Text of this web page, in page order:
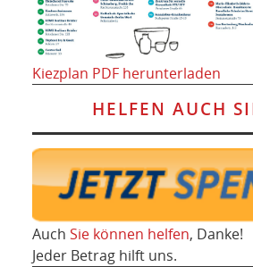
Kiezplan PDF herunterladen
HELFEN AUCH
Auch Sie können helfen, Danke!
Jeder Betrag hilft uns.